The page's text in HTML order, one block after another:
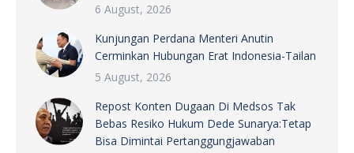
6 August, 2026
Kunjungan Perdana Menteri Anutin
Cerminkan Hubungan Erat Indonesia-Tailan
5 August, 2026
Repost Konten Dugaan Di Medsos Tak
Bebas Resiko Hukum Dede Sunarya:Tetap
Bisa Dimintai Pertanggungjawaban